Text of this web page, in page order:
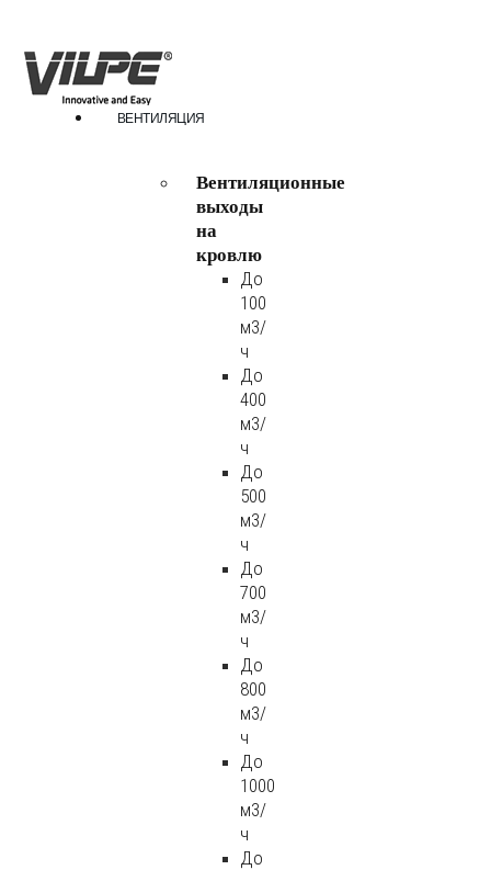
ВЕНТИЛЯЦИЯ
Вентиляционные
выходы
на
кровлю
До
100
м3/
ч
До
400
м3/
ч
До
500
м3/
ч
До
700
м3/
ч
До
800
м3/
ч
До
1000
м3/
ч
До